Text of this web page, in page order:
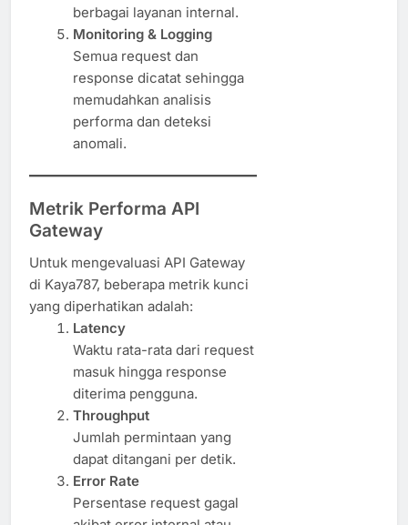
berbagai layanan internal.
Monitoring & Logging
Semua request dan
response dicatat sehingga
memudahkan analisis
performa dan deteksi
anomali.
Metrik Performa API
Gateway
Untuk mengevaluasi API Gateway
di Kaya787, beberapa metrik kunci
yang diperhatikan adalah:
Latency
Waktu rata-rata dari request
masuk hingga response
diterima pengguna.
Throughput
Jumlah permintaan yang
dapat ditangani per detik.
Error Rate
Persentase request gagal